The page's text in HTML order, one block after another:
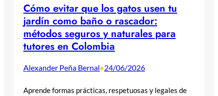
Cómo evitar que los gatos usen tu
jardín como baño o rascador:
métodos seguros y naturales para
tutores en Colombia
Alexander Peña Bernal•24/06/2026
Aprende formas prácticas, respetuosas y legales de